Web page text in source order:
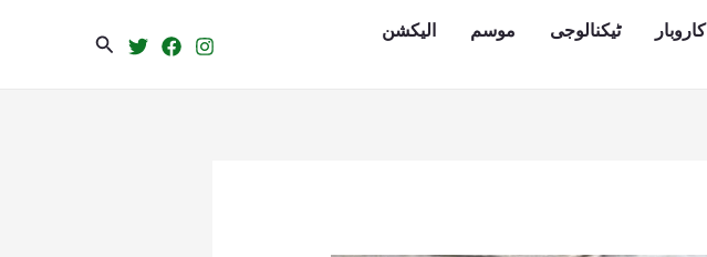
کاروبار ٹیکنالوجی موسم
الیکشن
Search